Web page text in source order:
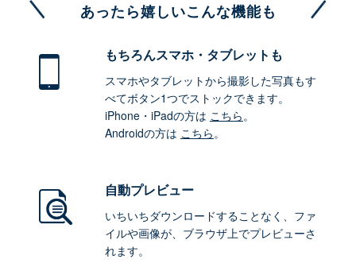
あったら嬉しいこんな機能も
もちろんスマホ・タブレットも
スマホやタブレットから撮影した写真もす
べてボタン1つでストックできます。
iPhone・iPadの方は こちら。
Androidの方は こちら。
自動プレビュー
いちいちダウンロードすることなく、ファ
イルや画像が、ブラウザ上でプレビューさ
れます。